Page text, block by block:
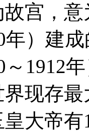
故宫，
年）建
～1912
现存
大帝